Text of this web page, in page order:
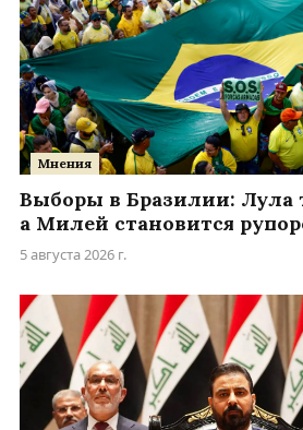
Мнения
Выборы в Бразилии: Лула
а Милей становится
5 августа 2026 г.